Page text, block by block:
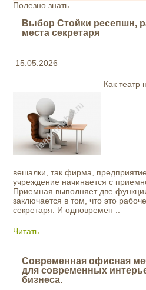
Полезно знать
Выбор Стойки ресепшн,
места секретаря
15.05.2026
Как театр
вешалки, так фирма,
учреждение начинается с
Приемная выполняет две
заключается в том, что это
секретаря. И одновремен ..
Читать...
Современная офисная
для современных
бизнеса.